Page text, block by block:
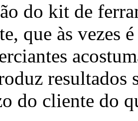
do kit de
que às vezes
do cliente do